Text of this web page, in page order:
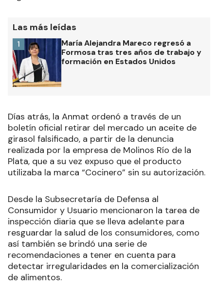
Las más leídas
María Alejandra Mareco regresó a
Formosa tras tres años de trabajo y
formación en Estados Unidos
1
Días atrás, la Anmat ordenó a través de un
boletín oficial retirar del mercado un aceite de
girasol falsificado, a partir de la denuncia
realizada por la empresa de Molinos Río de la
Plata, que a su vez expuso que el producto
utilizaba la marca “Cocinero” sin su autorización.
Desde la Subsecretaría de Defensa al
Consumidor y Usuario mencionaron la tarea de
inspección diaria que se lleva adelante para
resguardar la salud de los consumidores, como
así también se brindó una serie de
recomendaciones a tener en cuenta para
detectar irregularidades en la comercialización
de alimentos.